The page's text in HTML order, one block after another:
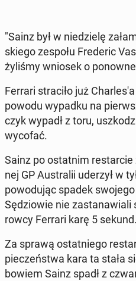
"Sainz był w nie­dzie­lę
skie­go zespołu Fre­de­ric
ży­li­śmy wniosek o
Ferrari stra­ci­ło już
powodu wypadku na
czyk wypadł z toru,
wycofać.
Sainz po ostat­nim
nej GP Au­stra­lii uderzył w
po­wo­du­jąc spadek
Sę­dzio­wie nie za­sta­na­wia­li
row­cy Ferrari karę 5 sekund.
Za sprawą ostat­nie­go
pie­czeń­stwa kara ta stała
bowiem Sainz spadł z